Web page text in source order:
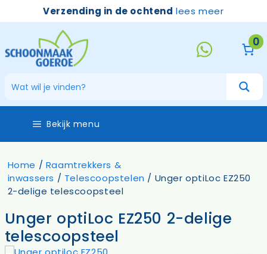
Verzending in de ochtend lees meer
0
Bekijk menu
Home / Raamtrekkers &
inwassers / Telescoopstelen / Unger optiLoc EZ250
2-delige telescoopsteel
Unger optiLoc EZ250 2-delige
telescoopsteel